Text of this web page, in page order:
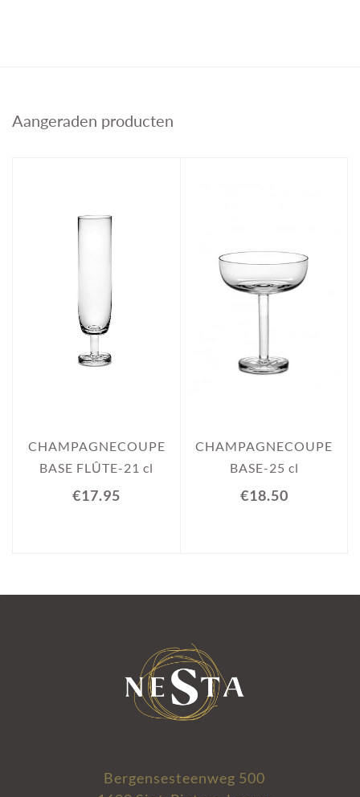
Aangeraden producten
CHAMPAGNECOUPE
BASE FLÛTE-21 cl
€17.95
CHAMPAGNECOUPE
BASE-25 cl
€18.50
Bergensesteenweg 500